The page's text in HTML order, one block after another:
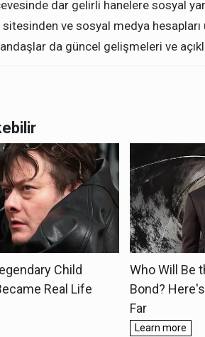
dar gelirli hanelere sosyal
ve sosyal medya
da güncel gelişmeleri ve